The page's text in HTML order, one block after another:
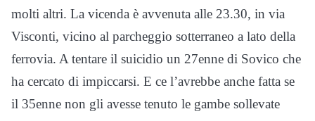
molti altri. La vicenda è avvenuta alle 23.30, in via
Visconti, vicino al parcheggio sotterraneo a lato della
ferrovia. A tentare il suicidio un 27enne di Sovico che
ha cercato di impiccarsi. E ce l’avrebbe anche fatta se
il 35enne non gli avesse tenuto le gambe sollevate